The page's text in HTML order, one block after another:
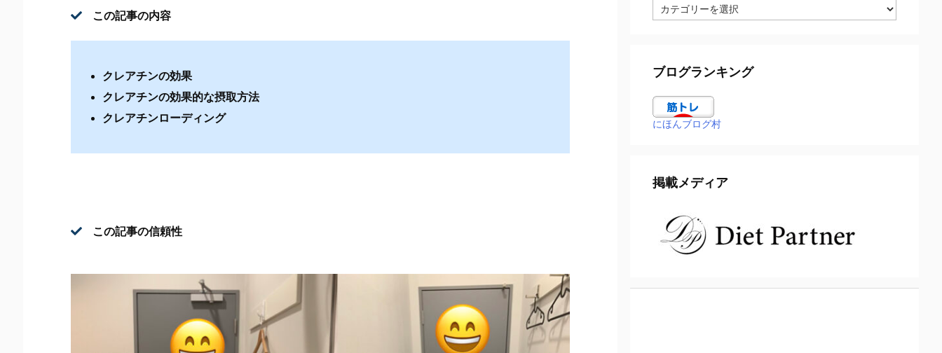
この記事の内容
クレアチンの効果
クレアチンの効果的な摂取方法
クレアチンローディング
この記事の信頼性
テ
ブログランキング
にほんブログ村
掲載メディア